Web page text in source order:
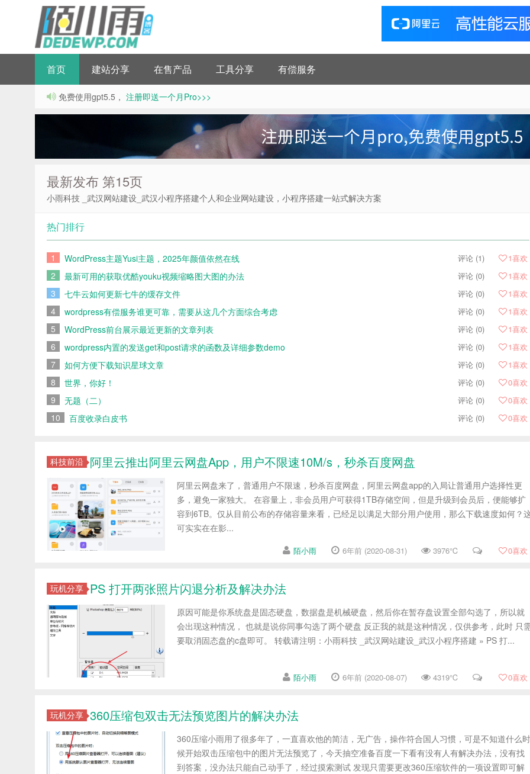
首页 建站分享 在售产品 工具分享 有偿服务
免费使用gpt5.5， 注册即送一个月Pro>>>
最新发布 第15页
小雨科技 _武汉网站建设_武汉小程序搭建个人和企业网站建设，小程序搭建一站式解决方案
热门排行
评论 (1) 1喜欢
1 WordPress主题Yusi主题，2025年颜值依然在线
评论 (0) 1喜欢
2 最新可用的获取优酷youku视频缩略图大图的办法
评论 (0) 1喜欢
3 七牛云如何更新七牛的缓存文件
评论 (0) 1喜欢
4 wordpress有偿服务谁更可靠，需要从这几个方面综合考虑
评论 (0) 1喜欢
5 WordPress前台展示最近更新的文章列表
评论 (0) 1喜欢
6 wordpress内置的发送get和post请求的函数及详细参数demo
评论 (0) 1喜欢
7 如何方便下载知识星球文章
评论 (0) 0喜欢
8 世界，你好！
评论 (0) 0喜欢
9 无题（二）
评论 (0) 0喜欢
10 百度收录白皮书
科技前沿 阿里云推出阿里云网盘App，用户不限速10M/s，秒杀百度网盘
阿里云网盘来了，普通用户不限速，秒杀百度网盘，阿里云网盘app的入局让普通用户选择性更
多，避免一家独大。 在容量上，非会员用户可获得1TB存储空间，但是升级到会员后，便能够扩
容到6TB。仅从目前公布的存储容量来看，已经足以满足大部分用户使用，那么下载速度如何？
可实实在在影...
陌小雨 6年前 (2020-08-31) 3976℃ 0喜欢
玩机分享 PS 打开两张照片闪退分析及解决办法
原因可能是你系统盘是固态硬盘，数据盘是机械硬盘，然后你在暂存盘设置全部勾选了，所以就
会出现这种情况， 也就是说你同事勾选了两个硬盘 反正我的就是这种情况，仅供参考，此时 只
要取消固态盘的c盘即可。 转载请注明：小雨科技 _武汉网站建设_武汉小程序搭建 » PS 打...
陌小雨 6年前 (2020-08-07) 4319℃ 0喜欢
玩机分享 360压缩包双击无法预览图片的解决办法
360压缩小雨用了很多年了，一直喜欢他的简洁，无广告，操作符合国人习惯，可是不知道什么时
候开始双击压缩包中的图片无法预览了，今天抽空准备百度一下看有没有人有解决办法，没有找
到答案，没办法只能自己动手了，经过摸索测试 发现只需要更改360压缩软件的一项设置即可解